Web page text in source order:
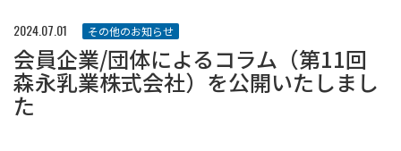
2024.07.01 その他のお知らせ
会員企業/団体によるコラム（第11回
森永乳業株式会社）を公開いたしまし
た